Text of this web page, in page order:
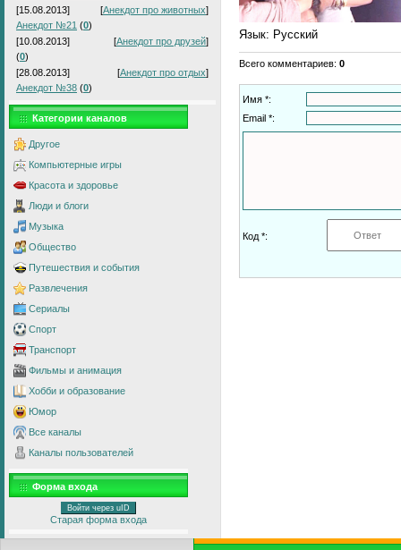
[15.08.2013]
[Анекдот про животных]
Анекдот №21 (0)
[10.08.2013]
[Анекдот про друзей]
(0)
[28.08.2013]
[Анекдот про отдых]
Анекдот №38 (0)
Категории каналов
Другое
Компьютерные игры
Красота и здоровье
Люди и блоги
Музыка
Общество
Путешествия и события
Развлечения
Сериалы
Спорт
Транспорт
Фильмы и анимация
Хобби и образование
Юмор
Все каналы
Каналы пользователей
Форма входа
Войти через uID
Старая форма входа
Язык: Русский
Всего комментариев: 0
Имя *:
Email *:
Код *: